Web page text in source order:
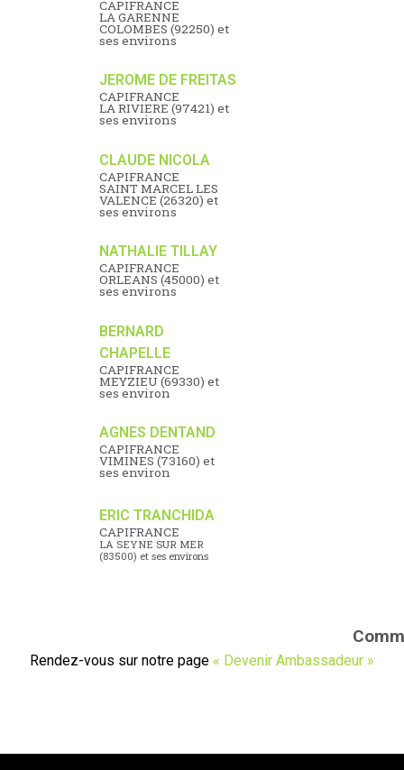
CAPIFRANCE
LA GARENNE
COLOMBES (92250) et
ses environs
JEROME DE FREITAS
CAPIFRANCE
LA RIVIERE (97421) et
ses environs
CLAUDE NICOLA
CAPIFRANCE
SAINT MARCEL LES
VALENCE (26320) et
ses environs
NATHALIE TILLAY
CAPIFRANCE
ORLEANS (45000) et
ses environs
BERNARD
CHAPELLE
CAPIFRANCE
MEYZIEU (69330) et
ses environ
AGNES DENTAND
CAPIFRANCE
VIMINES (73160) et
ses environ
ERIC TRANCHIDA
CAPIFRANCE
LA SEYNE SUR MER
(83500) et ses environs
Rendez-vous sur notre page « Devenir Ambassadeur »